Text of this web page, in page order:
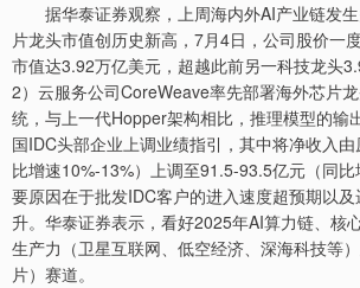
据华泰证券观察，上周海内外AI产业链发生
片龙头市值创历史新高，7月4日，公司股价一
市值达3.92万亿美元，超越此前另一科技龙头
2）云服务公司CoreWeave率先部署海外芯片
统，与上一代Hopper架构相比，推理模型的输
国IDC头部企业上调业绩指引，其中将净收入
比增速10%-13%）上调至91.5-93.5亿元（同
要原因在于批发IDC客户的进入速度超预期以
升。华泰证券表示，看好2025年AI算力链、核
生产力（卫星互联网、低空经济、深海科技等
片）赛道。